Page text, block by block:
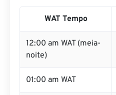
WAT Tempo
12:00 am WAT (meia-
noite)
01:00 am WAT